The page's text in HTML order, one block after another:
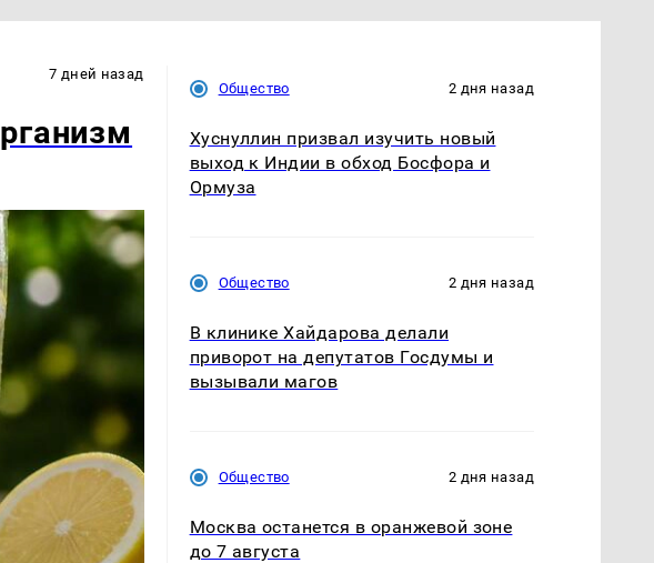
7 дней назад
Общество 2 дня назад
Хуснуллин призвал изучить новый
выход к Индии в обход Босфора и
Ормуза
Общество 2 дня назад
В клинике Хайдарова делали
приворот на депутатов Госдумы и
вызывали магов
Общество 2 дня назад
Москва останется в оранжевой зоне
до 7 августа